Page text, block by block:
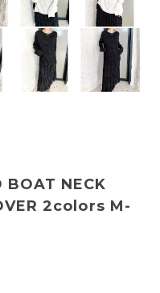
BOAT NECK
2colors M-